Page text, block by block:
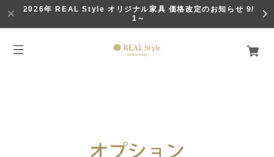
2026年 REAL Style オリジナル家具 価格改定のお知らせ 9/
1～